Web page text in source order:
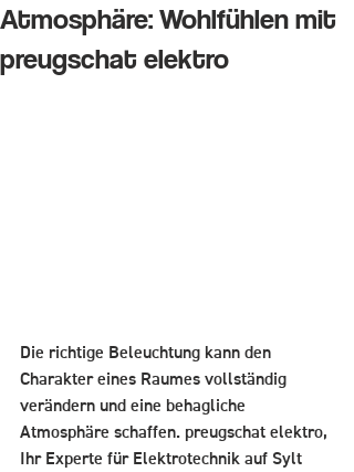
Atmosphäre: Wohlfühlen mit
preugschat elektro
Die richtige Beleuchtung kann den
Charakter eines Raumes vollständig
verändern und eine behagliche
Atmosphäre schaffen. preugschat elektro,
Ihr Experte für Elektrotechnik auf Sylt